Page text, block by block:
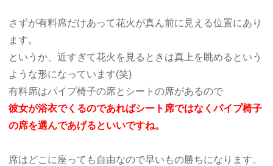
さずが有料席だけあって花火が真ん前に見える位置にあり
ます。
というか、近すぎて花火を見るときは真上を眺めるという
ような形になっています(笑)
有料席はパイプ椅子の席とシートの席があるので
彼女が浴衣でくるのであればシート席ではなくパイプ椅子
の席を選んであげるといいですね。
席はどこに座っても自由なので早いもの勝ちになります。